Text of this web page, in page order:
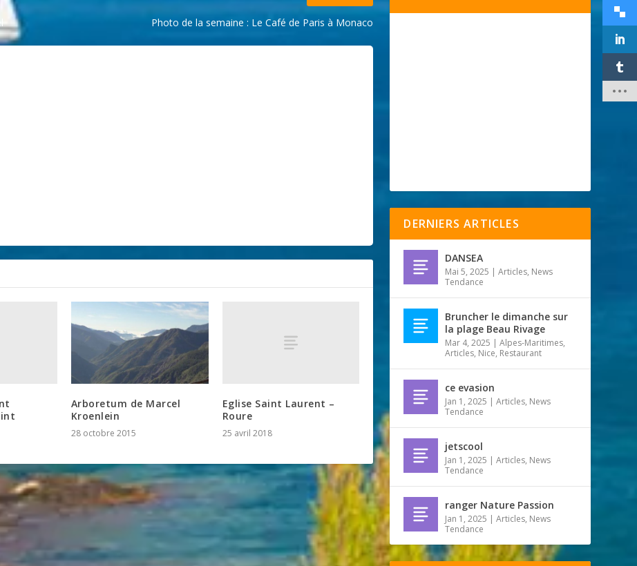
Photo de la semaine : Le Café de Paris à Monaco
Arboretum de Marcel
Kroenlein
28 octobre 2015
Eglise Saint Laurent –
Roure
25 avril 2018
DERNIERS ARTICLES
DANSEA
Mai 5, 2025 |Articles, News
Tendance
Bruncher le dimanche sur
la plage Beau Rivage
Mar 4, 2025 |Alpes-Maritimes,
Articles, Nice, Restaurant
ce evasion
Jan 1, 2025 |Articles, News
Tendance
jetscool
Jan 1, 2025 |Articles, News
Tendance
ranger Nature Passion
Jan 1, 2025 |Articles, News
Tendance